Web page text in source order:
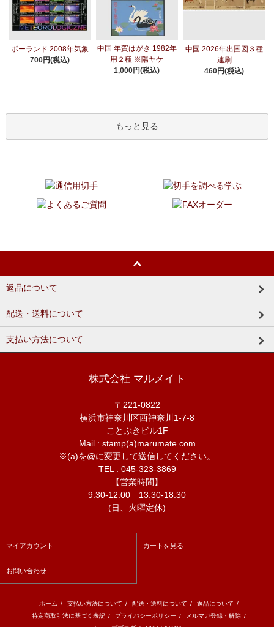
ポーランド 2008年気象
700円(税込)
中国 年賀はがき 1982年
用２種 ※陽ヤケ
1,000円(税込)
中国 2026年出圉図３種
連刷
460円(税込)
もっと見る
返品について
配送・送料について
支払い方法について
株式会社 マルメイト
〒221-0822
横浜市神奈川区西神奈川1-7-8
ことぶきビル1F
Mail : stamp(a)marumate.com
※(a)を@に変更して送信してください。
TEL : 045-323-3869
【営業時間】
9:30-12:00 13:30-18:30
(日、火曜定休)
マイアカウント カートを見る
お問い合わせ
ホーム / 支払い方法について / 配送・送料について / 返品について /
特定商取引法に基づく表記 / プライバシーポリシー / メルマガ登録・解除 /